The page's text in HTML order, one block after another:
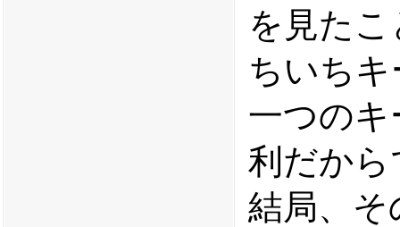
を見た
ちいち
一つの
利だから
結局、そ